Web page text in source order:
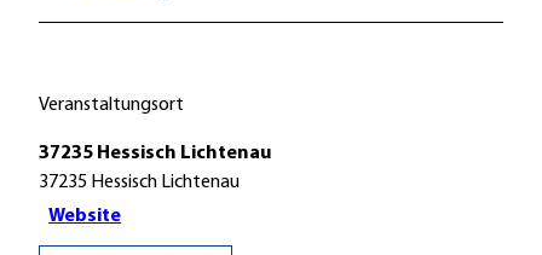
Veranstaltungsort
37235 Hessisch Lichtenau
37235 Hessisch Lichtenau
Website